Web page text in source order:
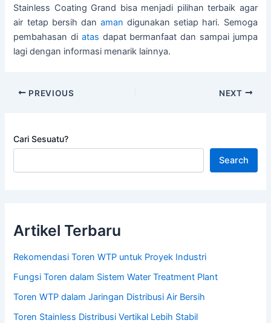
Stainless Coating Grand bisa menjadi pilihan terbaik agar
air tetap bersih dan aman digunakan setiap hari. Semoga
pembahasan di atas dapat bermanfaat dan sampai jumpa
lagi dengan informasi menarik lainnya.
PREVIOUS NEXT
Cari Sesuatu?
Search
Artikel Terbaru
Rekomendasi Toren WTP untuk Proyek Industri
Fungsi Toren dalam Sistem Water Treatment Plant
Toren WTP dalam Jaringan Distribusi Air Bersih
Toren Stainless Distribusi Vertikal Lebih Stabil